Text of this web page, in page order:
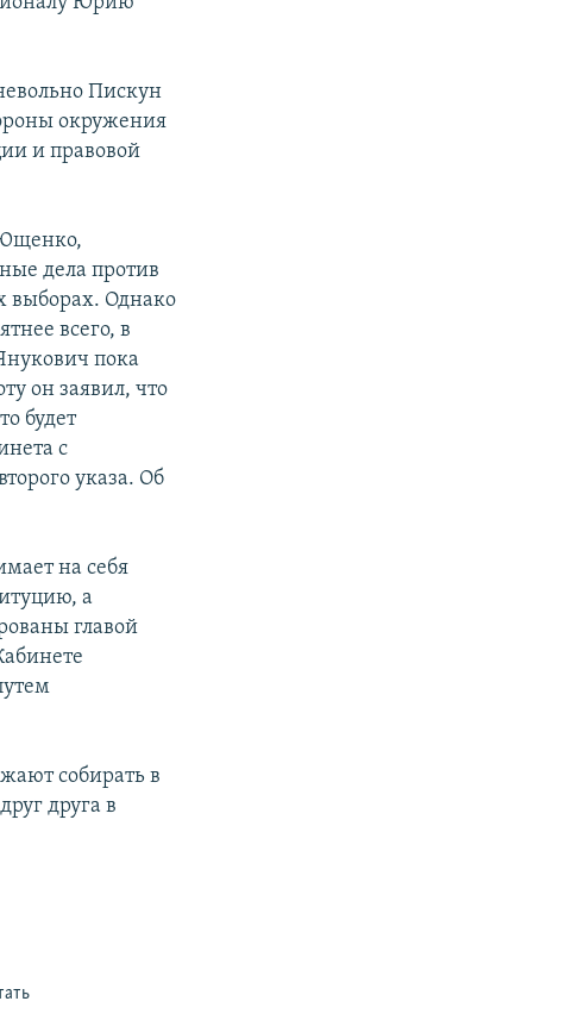
Пискун
окружения
и правовой
дела против
выборах. Однако
всего, в
пока
он заявил, что
будет
с
указа. Об
на себя
а
главой
собирать в
друга в